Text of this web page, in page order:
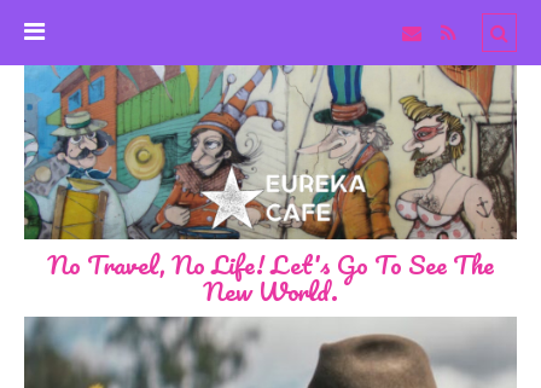
No Travel, No Life! Let's Go To See The
New World.